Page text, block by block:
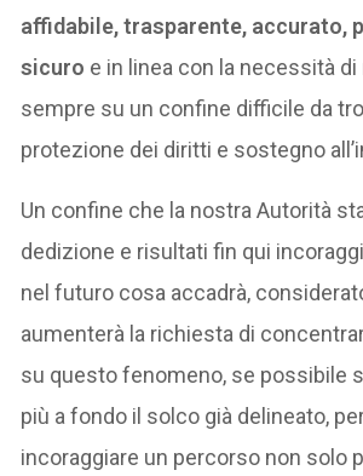
affidabile, trasparente, accurato,
sicuro e in linea con la necessità
sempre su un confine difficile da
protezione dei diritti e sostegno
Un confine che la nostra Autorità
dedizione e risultati fin qui
nel futuro cosa accadrà,
aumenterà la richiesta di
su questo fenomeno, se possibile
più a fondo il solco già delineato,
incoraggiare un percorso non solo